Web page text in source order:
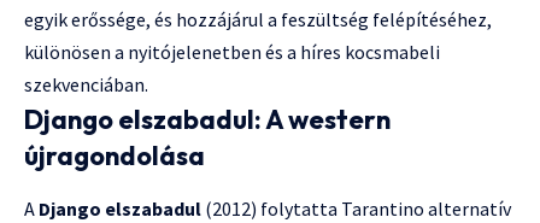
egyik erőssége, és hozzájárul a feszültség felépítéséhez,
különösen a nyitójelenetben és a híres kocsmabeli
szekvenciában.
Django elszabadul: A western
újragondolása
A Django elszabadul (2012) folytatta Tarantino alternatív